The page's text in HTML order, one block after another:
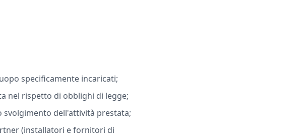
specificamente incaricati;
nel rispetto di obblighi di legge;
svolgimento dell'attività prestata;
(installatori e fornitori di